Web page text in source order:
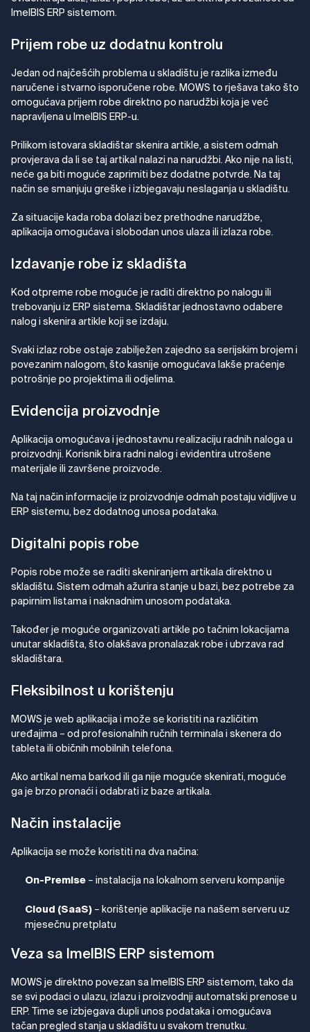
ImelBIS ERP sistemom.
Prijem robe uz dodatnu kontrolu
Jedan od najčešćih problema u skladištu je razlika između
naručene i stvarno isporučene robe. MOWS to rješava tako što
omogućava prijem robe direktno po narudžbi koja je već
napravljena u ImelBIS ERP-u.
Prilikom istovara skladištar skenira artikle, a sistem odmah
provjerava da li se taj artikal nalazi na narudžbi. Ako nije na listi,
neće ga biti moguće zaprimiti bez dodatne potvrde. Na taj
način se smanjuju greške i izbjegavaju neslaganja u skladištu.
Za situacije kada roba dolazi bez prethodne narudžbe,
aplikacija omogućava i slobodan unos ulaza ili izlaza robe.
Izdavanje robe iz skladišta
Kod otpreme robe moguće je raditi direktno po nalogu ili
trebovanju iz ERP sistema. Skladištar jednostavno odabere
nalog i skenira artikle koji se izdaju.
Svaki izlaz robe ostaje zabilježen zajedno sa serijskim brojem i
povezanim nalogom, što kasnije omogućava lakše praćenje
potrošnje po projektima ili odjelima.
Evidencija proizvodnje
Aplikacija omogućava i jednostavnu realizaciju radnih naloga u
proizvodnji. Korisnik bira radni nalog i evidentira utrošene
materijale ili završene proizvode.
Na taj način informacije iz proizvodnje odmah postaju vidljive u
ERP sistemu, bez dodatnog unosa podataka.
Digitalni popis robe
Popis robe može se raditi skeniranjem artikala direktno u
skladištu. Sistem odmah ažurira stanje u bazi, bez potrebe za
papirnim listama i naknadnim unosom podataka.
Također je moguće organizovati artikle po tačnim lokacijama
unutar skladišta, što olakšava pronalazak robe i ubrzava rad
skladištara.
Fleksibilnost u korištenju
MOWS je web aplikacija i može se koristiti na različitim
uređajima – od profesionalnih ručnih terminala i skenera do
tableta ili običnih mobilnih telefona.
Ako artikal nema barkod ili ga nije moguće skenirati, moguće
ga je brzo pronaći i odabrati iz baze artikala.
Način instalacije
Aplikacija se može koristiti na dva načina:
On-Premise – instalacija na lokalnom serveru kompanije
Cloud (SaaS) – korištenje aplikacije na našem serveru uz
mjesečnu pretplatu
Veza sa ImelBIS ERP sistemom
MOWS je direktno povezan sa ImelBIS ERP sistemom, tako da
se svi podaci o ulazu, izlazu i proizvodnji automatski prenose u
ERP. Time se izbjegava dupli unos podataka i omogućava
tačan pregled stanja u skladištu u svakom trenutku.